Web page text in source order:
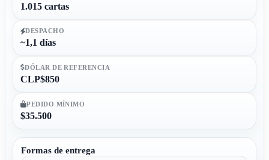
1.015 cartas
DESPACHO
~1,1 días
DÓLAR DE REFERENCIA
CLP$850
PEDIDO MÍNIMO
$35.500
Formas de entrega